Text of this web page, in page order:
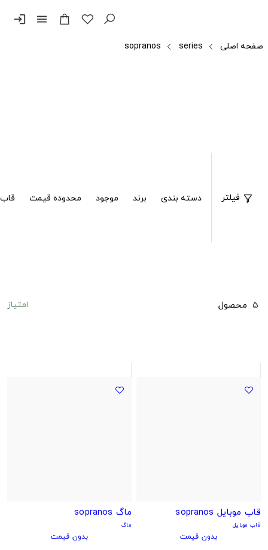
menu
login
صفحه اصلی series
sopranos
فیلتر دسته بندی برند موجود محدوده قیمت
5 محصول امتیاز
قاب موبایل sopranos
قاب موبایل
بدون قیمت
ماگ sopranos
ماگ
بدون قیمت